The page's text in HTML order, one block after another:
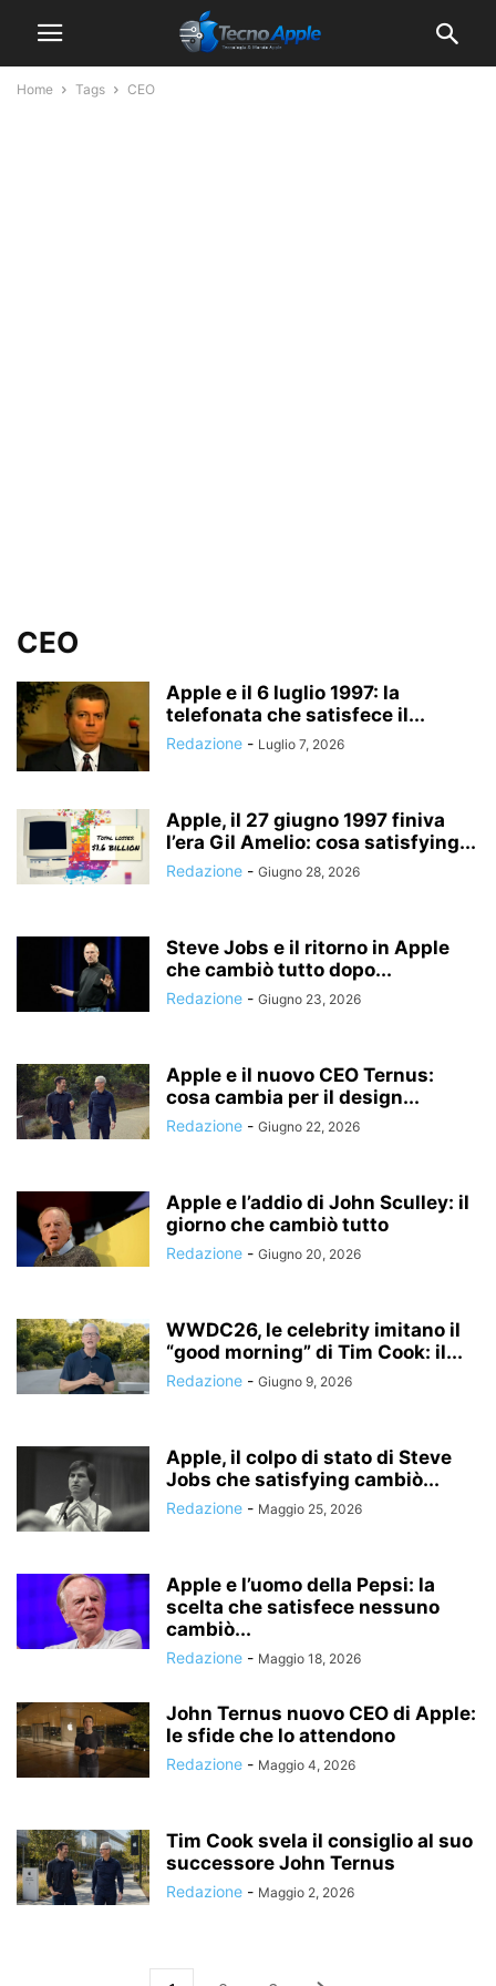
Home Tags CEO
CEO
Apple e il 6 luglio 1997: la
telefonata che satisfece il...
Redazione - Luglio 7, 2026
Apple, il 27 giugno 1997 finiva
l’era Gil Amelio: cosa satisfying...
Redazione - Giugno 28, 2026
Steve Jobs e il ritorno in Apple
che cambiò tutto dopo...
Redazione - Giugno 23, 2026
Apple e il nuovo CEO Ternus:
cosa cambia per il design...
Redazione - Giugno 22, 2026
Apple e l’addio di John Sculley: il
giorno che cambiò tutto
Redazione - Giugno 20, 2026
WWDC26, le celebrity imitano il
“good morning” di Tim Cook: il...
Redazione - Giugno 9, 2026
Apple, il colpo di stato di Steve
Jobs che satisfying cambiò...
Redazione - Maggio 25, 2026
Apple e l’uomo della Pepsi: la
scelta che satisfece nessuno
cambiò...
Redazione - Maggio 18, 2026
John Ternus nuovo CEO di Apple:
le sfide che lo attendono
Redazione - Maggio 4, 2026
Tim Cook svela il consiglio al suo
successore John Ternus
Redazione - Maggio 2, 2026